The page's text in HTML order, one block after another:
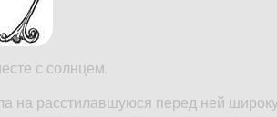
с солнцем.
на расстилавшуюся перед ней